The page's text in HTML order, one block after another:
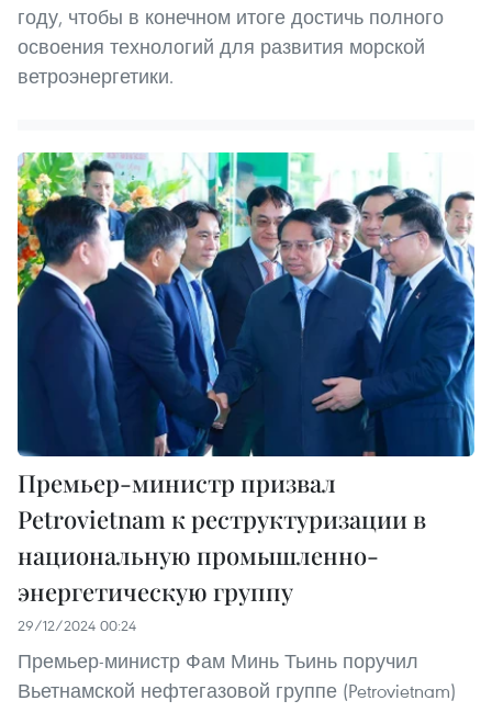
году, чтобы в конечном итоге достичь полного
освоения технологий для развития морской
ветроэнергетики.
Премьер-министр призвал
Petrovietnam к реструктуризации в
национальную промышленно-
энергетическую группу
29/12/2024 00:24
Премьер-министр Фам Минь Тьинь поручил
Вьетнамской нефтегазовой группе (Petrovietnam)